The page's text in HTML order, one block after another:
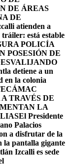
DE ÁREAS
DE
atienden a
está estable
POLICÍA
POSESIÓN DE
detiene a un
en la colonia
TRAVÉS DE
LA
El Presidente
Palacios
a disfrutar de la
la pantalla gigante
Izcalli es sede